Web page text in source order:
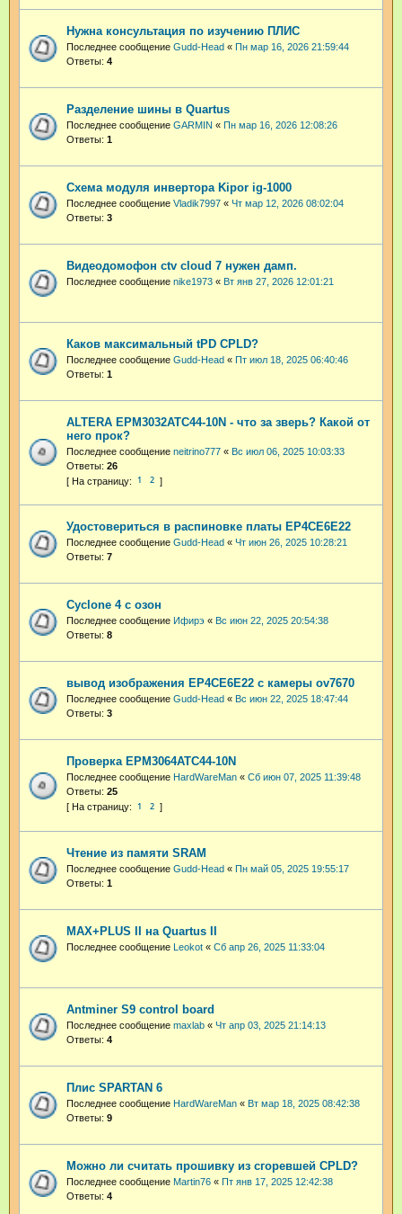
Нужна консультация по изучению ПЛИС
Последнее сообщение Gudd-Head « Пн мар 16, 2026 21:59:44
Ответы: 4
Разделение шины в Quartus
Последнее сообщение GARMIN « Пн мар 16, 2026 12:08:26
Ответы: 1
Схема модуля инвертора Kipor ig-1000
Последнее сообщение Vladik7997 « Чт мар 12, 2026 08:02:04
Ответы: 3
Видеодомофон ctv cloud 7 нужен дамп.
Последнее сообщение nike1973 « Вт янв 27, 2026 12:01:21
Каков максимальный tPD CPLD?
Последнее сообщение Gudd-Head « Пт июл 18, 2025 06:40:46
Ответы: 1
ALTERA EPM3032ATC44-10N - что за зверь? Какой от
него прок?
Последнее сообщение neitrino777 « Вс июл 06, 2025 10:03:33
Ответы: 26
1 2
Удостовериться в распиновке платы EP4CE6E22
Последнее сообщение Gudd-Head « Чт июн 26, 2025 10:28:21
Ответы: 7
Cyclone 4 с озон
Последнее сообщение Ифирэ « Вс июн 22, 2025 20:54:38
Ответы: 8
вывод изображения EP4CE6E22 с камеры ov7670
Последнее сообщение Gudd-Head « Вс июн 22, 2025 18:47:44
Ответы: 3
Проверка EPM3064ATC44-10N
Последнее сообщение HardWareMan « Сб июн 07, 2025 11:39:48
Ответы: 25
1 2
Чтение из памяти SRAM
Последнее сообщение Gudd-Head « Пн май 05, 2025 19:55:17
Ответы: 1
MAX+PLUS II на Quartus II
Последнее сообщение Leokot « Сб апр 26, 2025 11:33:04
Antminer S9 control board
Последнее сообщение maxlab « Чт апр 03, 2025 21:14:13
Ответы: 4
Плис SPARTAN 6
Последнее сообщение HardWareMan « Вт мар 18, 2025 08:42:38
Ответы: 9
Можно ли считать прошивку из сгоревшей CPLD?
Последнее сообщение Martin76 « Пт янв 17, 2025 12:42:38
Ответы: 4